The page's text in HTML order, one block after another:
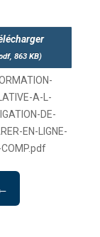
863 KB)
A-L-
DE-
EN-LIGNE-